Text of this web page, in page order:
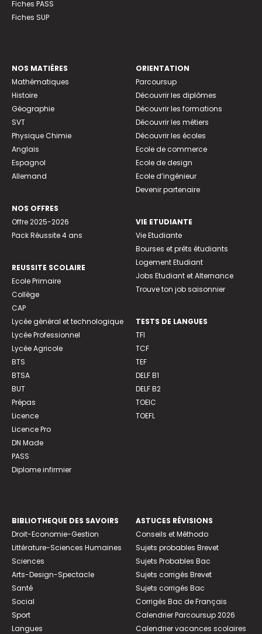
Fiches PASS
Fiches SUP
NOS MATIÈRES
Mathématiques
Histoire
Géographie
SVT
Physique Chimie
Anglais
Espagnol
Allemand
NOS OFFRES
Offre 2025-2026
Pack Réussite 4 ans
REUSSITE SCOLAIRE
Ecole Primaire
Collège
CAP
Lycée général et technologique
Lycée Professionnel
Lycée Agricole
BTS
BTSA
BUT
Prépas
Licence
Licence Pro
DN Made
PASS
Diplome infirmier
ORIENTATION
Parcoursup
Découvrir les diplômes
Découvrir les formations
Découvrir les métiers
Découvrir les écoles
Ecole de commerce
Ecole de design
Ecole d’ingénieur
Devenir partenaire
VIE ETUDIANTE
Vie Etudiante
Bourses et prêts étudiants
Logement Etudiant
Jobs Etudiant et Alternance
Trouve ton job saisonnier
TESTS DE LANGUES
TFI
TCF
TEF
DELF B1
DELF B2
TOEIC
TOEFL
BIBLIOTHEQUE DES SAVOIRS
Droit-Economie-Gestion
Littérature-Sciences Humaines
Sciences
Arts-Design-Spectacle
Santé
Social
Sport
Langues
ASTUCES RÉVISIONS
Conseils et Méthodo
Sujets probables Brevet
Sujets Probables Bac
Sujets corrigés Brevet
Sujets corrigés Bac
Corrigés Bac de Français
Calendrier Parcoursup 2026
Calendrier vacances scolaires